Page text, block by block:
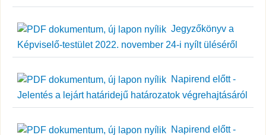
Jegyzőkönyv a
Képviselő-testület 2022. november 24-i nyílt üléséről
Napirend előtt -
Jelentés a lejárt határidejű határozatok végrehajtásáról
Napirend előtt -